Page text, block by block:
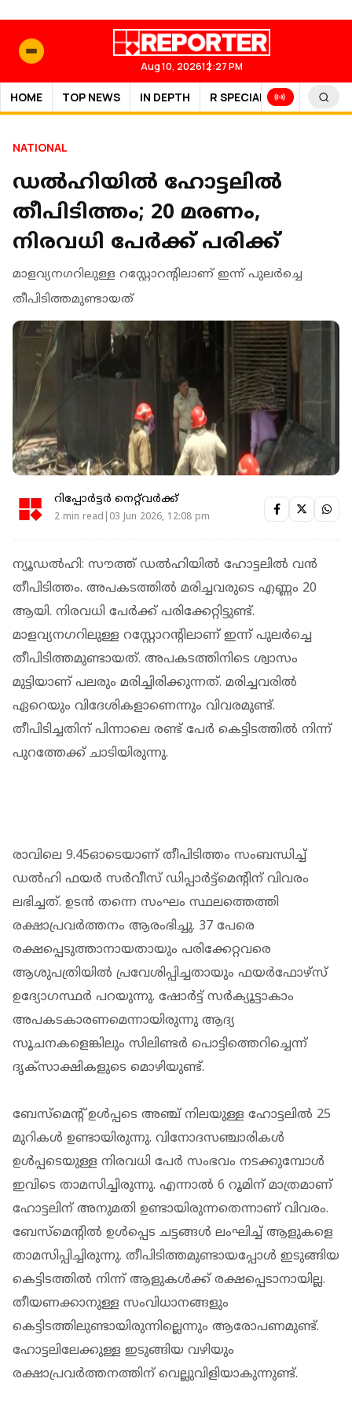
Aug 10, 202612:27 PM
HOME TOP NEWS IN DEPTH R SPECIAL SPORTS
NATIONAL
ഡല്‍ഹിയില്‍ ഹോട്ടലില്‍
തീപിടിത്തം; 20 മരണം,
നിരവധി പേര്‍ക്ക് പരിക്ക്
മാളവ്യനഗറിലുള്ള റസ്റ്റോറന്റിലാണ് ഇന്ന് പുലര്‍ച്ചെ
തീപിടിത്തമുണ്ടായത്
റിപ്പോർട്ടർ നെറ്റ്‌വര്‍ക്ക്‌
2 min read|03 Jun 2026, 12:08 pm
ന്യൂഡല്‍ഹി: സൗത്ത് ഡല്‍ഹിയില്‍ ഹോട്ടലില്‍ വന്‍
തീപിടിത്തം. അപകടത്തില്‍ മരിച്ചവരുടെ എണ്ണം 20
ആയി. നിരവധി പേര്‍ക്ക് പരിക്കേറ്റിട്ടുണ്ട്.
മാളവ്യനഗറിലുള്ള റസ്റ്റോറന്റിലാണ് ഇന്ന് പുലര്‍ച്ചെ
തീപിടിത്തമുണ്ടായത്. അപകടത്തിനിടെ ശ്വാസം
മുട്ടിയാണ് പലരും മരിച്ചിരിക്കുന്നത്. മരിച്ചവരില്‍
ഏറെയും വിദേശികളാണെന്നും വിവരമുണ്ട്.
തീപിടിച്ചതിന് പിന്നാലെ രണ്ട് പേര്‍ കെട്ടിടത്തില്‍ നിന്ന്
പുറത്തേക്ക് ചാടിയിരുന്നു.
രാവിലെ 9.45ഓടെയാണ് തീപിടിത്തം സംബന്ധിച്ച്
ഡല്‍ഹി ഫയര്‍ സര്‍വീസ് ഡിപ്പാര്‍ട്ട്‌മെന്റിന് വിവരം
ലഭിച്ചത്. ഉടന്‍ തന്നെ സംഘം സ്ഥലത്തെത്തി
രക്ഷാപ്രവര്‍ത്തനം ആരംഭിച്ചു. 37 പേരെ
രക്ഷപ്പെടുത്താനായതായും പരിക്കേറ്റവരെ
ആശുപത്രിയില്‍ പ്രവേശിപ്പിച്ചതായും ഫയര്‍ഫോഴ്‌സ്
ഉദ്യോഗസ്ഥര്‍ പറയുന്നു. ഷോര്‍ട്ട് സര്‍ക്യൂട്ടാകാം
അപകടകാരണമെന്നായിരുന്നു ആദ്യ
സൂചനകളെങ്കിലും സിലിണ്ടര്‍ പൊട്ടിത്തെറിച്ചെന്ന്
ദൃക്‌സാക്ഷികളുടെ മൊഴിയുണ്ട്.
ബേസ്‌മെന്റ് ഉള്‍പ്പടെ അഞ്ച് നിലയുള്ള ഹോട്ടലില്‍ 25
മുറികള്‍ ഉണ്ടായിരുന്നു. വിനോദസഞ്ചാരികള്‍
ഉള്‍പ്പടെയുള്ള നിരവധി പേര്‍ സംഭവം നടക്കുമ്പോള്‍
ഇവിടെ താമസിച്ചിരുന്നു. എന്നാല്‍ 6 റൂമിന് മാത്രമാണ്
ഹോട്ടലിന് അനുമതി ഉണ്ടായിരുന്നതെന്നാണ് വിവരം.
ബേസ്‌മെന്റില്‍ ഉള്‍പ്പെട ചട്ടങ്ങള്‍ ലംഘിച്ച് ആളുകളെ
താമസിപ്പിച്ചിരുന്നു. തീപിടിത്തമുണ്ടായപ്പോള്‍ ഇടുങ്ങിയ
കെട്ടിടത്തില്‍ നിന്ന് ആളുകള്‍ക്ക് രക്ഷപ്പെടാനായില്ല.
തീയണക്കാനുള്ള സംവിധാനങ്ങളും
കെട്ടിടത്തിലുണ്ടായിരുന്നില്ലെന്നും ആരോപണമുണ്ട്.
ഹോട്ടലിലേക്കുള്ള ഇടുങ്ങിയ വഴിയും
രക്ഷാപ്രവര്‍ത്തനത്തിന് വെല്ലുവിളിയാകുന്നുണ്ട്.